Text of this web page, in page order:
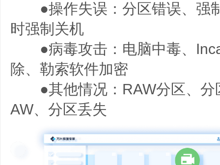
●操作失误：分区错误、强
时强制关机
●病毒攻击：电脑中毒、
除、勒索软件加密
●其他情况：RAW分区、分
AW、分区丢失